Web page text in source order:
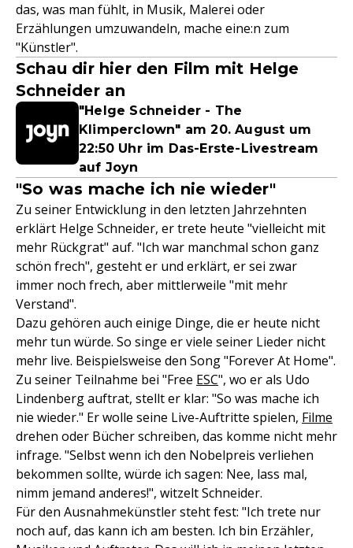
das, was man fühlt, in Musik, Malerei oder
Erzählungen umzuwandeln, mache eine:n zum
"Künstler".
Schau dir hier den Film mit Helge
Schneider an
"Helge Schneider - The
Klimperclown" am 20. August um
22:50 Uhr im Das-Erste-Livestream
auf Joyn
"So was mache ich nie wieder"
Zu seiner Entwicklung in den letzten Jahrzehnten
erklärt Helge Schneider, er trete heute "vielleicht mit
mehr Rückgrat" auf. "Ich war manchmal schon ganz
schön frech", gesteht er und erklärt, er sei zwar
immer noch frech, aber mittlerweile "mit mehr
Verstand".
Dazu gehören auch einige Dinge, die er heute nicht
mehr tun würde. So singe er viele seiner Lieder nicht
mehr live. Beispielsweise den Song "Forever At Home".
Zu seiner Teilnahme bei "Free ESC", wo er als Udo
Lindenberg auftrat, stellt er klar: "So was mache ich
nie wieder." Er wolle seine Live-Auftritte spielen, Filme
drehen oder Bücher schreiben, das komme nicht mehr
infrage. "Selbst wenn ich den Nobelpreis verliehen
bekommen sollte, würde ich sagen: Nee, lass mal,
nimm jemand anderes!", witzelt Schneider.
Für den Ausnahmekünstler steht fest: "Ich trete nur
noch auf, das kann ich am besten. Ich bin Erzähler,